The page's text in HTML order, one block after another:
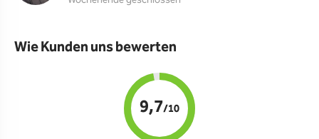
Wie Kunden uns bewerten
9,7/10